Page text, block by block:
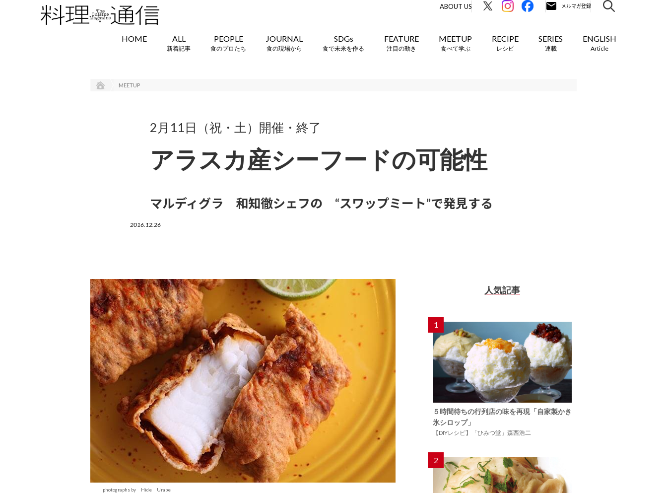
ABOUT US
HOME ALL
新着記事
PEOPLE
食のプロたち
JOURNAL
食の現場から
SDGs
食で未来を作る
FEATURE
注目の動き
MEETUP
食べて学ぶ
RECIPE
レシピ
SERIES
連載
ENGLISH
Article
MEETUP
2月11日（祝・土）開催・終了
アラスカ産シーフードの可能性
マルディグラ 和知徹シェフの “スワップミート”で発見する
2016.12.26
photographs by Hide Urabe
人気記事
1
５時間待ちの行列店の味を再現「自家製かき
氷シロップ」
【DIYレシピ】「ひみつ堂」森西浩二
2